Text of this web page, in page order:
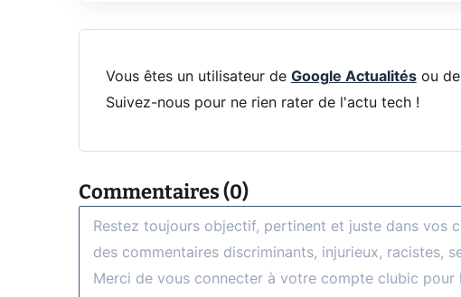
Vous êtes un utilisateur de Google Actualitésou de
Suivez-nous pour ne rien rater de l'actu tech !
Commentaires (0)